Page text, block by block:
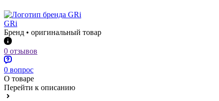
GRi
Бренд • оригинальный товар
0 отзывов
0 вопрос
О товаре
Перейти к описанию